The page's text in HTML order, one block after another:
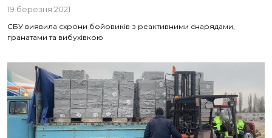
19 березня 2021
СБУ виявила схрони бойовиків з реактивними снарядами,
гранатами та вибухівкою